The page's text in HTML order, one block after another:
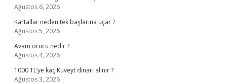
Ağustos 6, 2026
Kartallar neden tek başlarına uçar ?
Ağustos 5, 2026
Avam orucu nedir ?
Ağustos 4, 2026
1000 TL’ye kaç Kuveyt dinarı alınır ?
Ağustos 3, 2026